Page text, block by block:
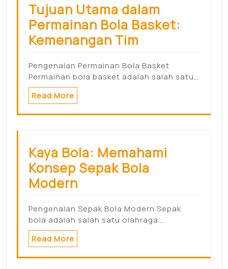
Tujuan Utama dalam
Permainan Bola Basket:
Kemenangan Tim
Pengenalan Permainan Bola Basket
Permainan bola basket adalah salah satu…
Read More
Kaya Bola: Memahami
Konsep Sepak Bola
Modern
Pengenalan Sepak Bola Modern Sepak
bola adalah salah satu olahraga…
Read More